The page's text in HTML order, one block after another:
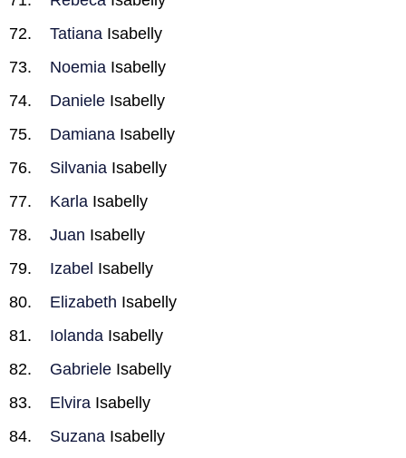
Tatiana Isabelly
Noemia Isabelly
Daniele Isabelly
Damiana Isabelly
Silvania Isabelly
Karla Isabelly
Juan Isabelly
Izabel Isabelly
Elizabeth Isabelly
Iolanda Isabelly
Gabriele Isabelly
Elvira Isabelly
Suzana Isabelly